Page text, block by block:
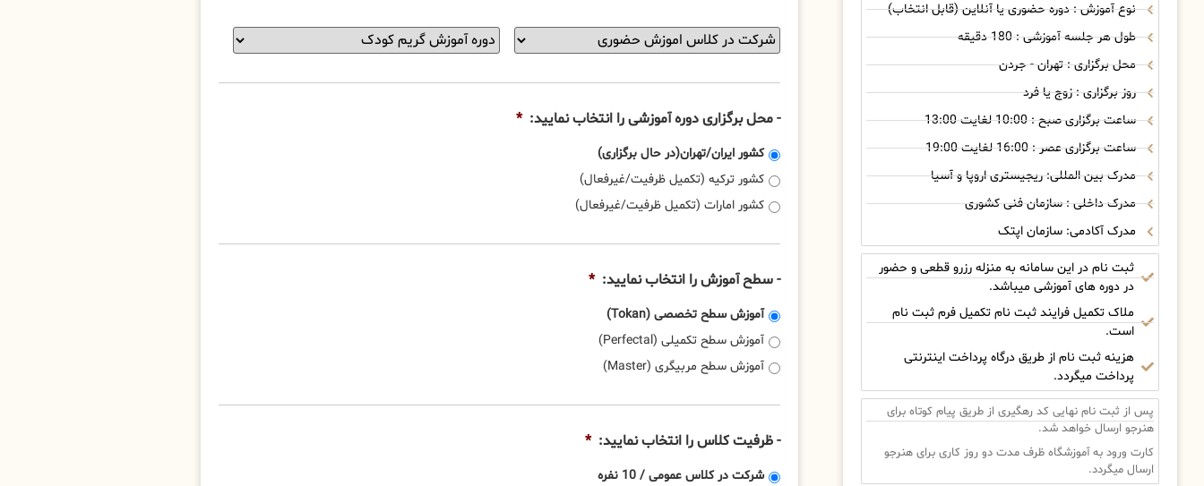
نوع آموزش : دوره حضوری یا آنلاین (قابل انتخاب)
طول هر جلسه آموزشی : 180 دقیقه
محل برگزاری : تهران - جردن
روز برگزاری : زوج یا فرد
ساعت برگزاری صبح : 10:00 لغایت 13:00
ساعت برگزاری عصر : 16:00 لغایت 19:00
مدرک بین المللی: ریجیستری اروپا و آسیا
مدرک داخلی : سازمان فنی کشوری
مدرک آکادمی: سازمان اپتک
ثبت نام در این سامانه به منزله رزرو قطعی و حضور
در دوره های آموزشی میباشد.
ملاک تکمیل فرایند ثبت نام تکمیل فرم ثبت نام
است.
هزینه ثبت نام از طریق درگاه پرداخت اینترنتی
پرداخت میگردد.
پس از ثبت نام نهایی کد رهگیری از طریق پیام کوتاه برای
هنرجو ارسال خواهد شد.
کارت ورود به آموزشگاه ظرف مدت دو روز کاری برای هنرجو
ارسال میگردد.
شرایط
دوره
شما
است
-
عنوان
آموزشی
- محل برگزاری دوره آموزشی را انتخاب نمایید: *
کشور ایران/تهران(در حال برگزاری)
کشور ترکیه (تکمیل ظرفیت/غیرفعال)
کشور امارات (تکمیل ظرفیت/غیرفعال)
- سطح آموزش را انتخاب نمایید: *
آموزش سطح تخصصی (Tokan)
آموزش سطح تکمیلی (Perfectal)
آموزش سطح مربیگری (Master)
- ظرفیت کلاس را انتخاب نمایید: *
شرکت در کلاس عمومی / 10 نفره